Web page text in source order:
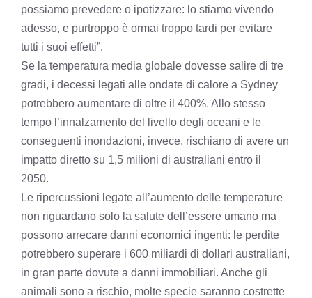
possiamo prevedere o ipotizzare: lo stiamo vivendo
adesso, e purtroppo è ormai troppo tardi per evitare
tutti i suoi effetti”.
Se la temperatura media globale dovesse salire di tre
gradi, i decessi legati alle ondate di calore a Sydney
potrebbero aumentare di oltre il 400%. Allo stesso
tempo l’innalzamento del livello degli oceani e le
conseguenti inondazioni, invece, rischiano di avere un
impatto diretto su 1,5 milioni di australiani entro il
2050.
Le ripercussioni legate all’aumento delle temperature
non riguardano solo la salute dell’essere umano ma
possono arrecare danni economici ingenti: le perdite
potrebbero superare i 600 miliardi di dollari australiani,
in gran parte dovute a danni immobiliari. Anche gli
animali sono a rischio, molte specie saranno costrette